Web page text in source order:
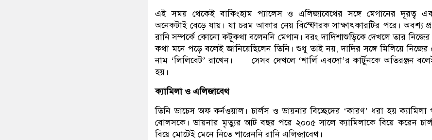
এই সময় থেকেই বাকিংহাম প্যালেস ও এলিজাবেথের সঙ্গে মেগানের দূরত্ব
অনেকটাই বেড়ে যায়। যা চরম আকার নেয় বিস্ফোরক সাক্ষাৎকারটির পরে। অবশ্য
রানি সম্পর্কে কোনো কটূকথা বলেননি মেগান। বরং দাদিশাশুড়িকে দেখলে তার নিজের
কথা মনে পড়ে বলেই জানিয়েছিলেন তিনি। শুধু তাই নয়, দাদির সঙ্গে মিলিয়ে নিজের
নাম ‘লিলিবেট’ রাখেন। সেসব দেখলে ‘শার্লি এবদো’র কার্টুনকে অতিরঞ্জন
হয়।
ক্যামিলা ও এলিজাবেথ
তিনি ডাচেস অফ কর্নওয়াল। চার্লস ও ডায়নার বিচ্ছেদের ‘কারণ’ ধরা হয় ক্যামিলা
বোলসকে। ডায়নার মৃত্যুর আট বছর পরে ২০০৫ সালে ক্যামিলাকে বিয়ে করেন
বিয়ে মোটেই মেনে নিতে পারেননি রানি এলিজাবেথ।